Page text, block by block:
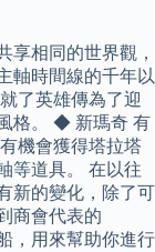
享相同的世界觀，
軸時間線的千年以
了英雄傳為了迎
格。 ◆ 新瑪奇 有
機會獲得塔拉塔
等道具。 在以往
新的變化，除了可
商會代表的
，用來幫助你進行